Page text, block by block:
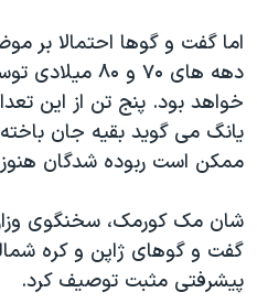
دادگاه حمید نوری
چهل سال گروگان‌گیری
قانون شفافیت دارائی کادر رهبری
اعتراضات مردمی آبان ۹۸
اسرائیل در جنگ
نرگس محمدی برنده جایزه نوبل
همایش محافظه‌کاران آمریکا
دهه های ۷۰ و
خواهد بود. پنج تن از اين
يانگ می گويد بقيه جان باخته
ممکن است ربوده شدگان هنوز
شان مک کورمک، سخنگوی
گفت و گوهای ژاپن و کره
پيشرفتی مثبت توصيف کرد.